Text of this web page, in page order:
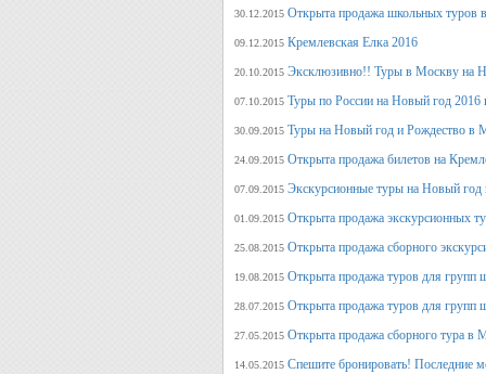
30.12.2015 Открыта продажа школьных туров
09.12.2015 Кремлевская Елка 2016
20.10.2015 Эксклюзивно!! Туры в Москву на
07.10.2015 Туры по России на Новый год 2016
30.09.2015 Туры на Новый год и Рождество в
24.09.2015 Открыта продажа билетов на
07.09.2015 Экскурсионные туры на Новый год
01.09.2015 Открыта продажа экскурсионных
25.08.2015 Открыта продажа сборного
19.08.2015 Открыта продажа туров для групп
28.07.2015 Открыта продажа туров для групп
27.05.2015 Открыта продажа сборного тура в
14.05.2015 Спешите бронировать! Последние